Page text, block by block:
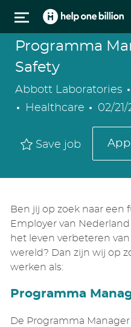
Skip to main content
Programma
Safety
Abbott Laboratories
Category
Healthcare
Date
02/21/
Save job
Ben jij op zoek naar een
Employer van
het leven verbeteren
wereld? Dan zijn wij op
werken als:
Programma
De Programma Manager